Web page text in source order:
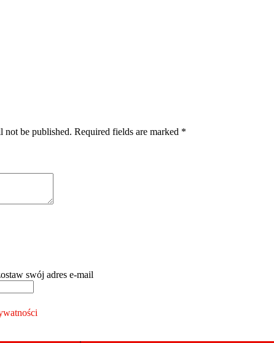
not be published. Required fields are marked *
swój adres e-mail